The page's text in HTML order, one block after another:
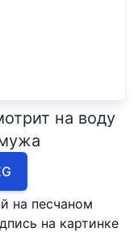
на воду
на песчаном
на картинке